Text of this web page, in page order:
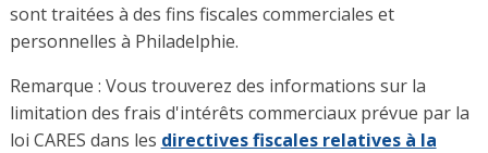
sont traitées à des fins fiscales commerciales et
personnelles à Philadelphie.
Remarque : Vous trouverez des informations sur la
limitation des frais d'intérêts commerciaux prévue par la
loi CARES dans les directives fiscales relatives à la